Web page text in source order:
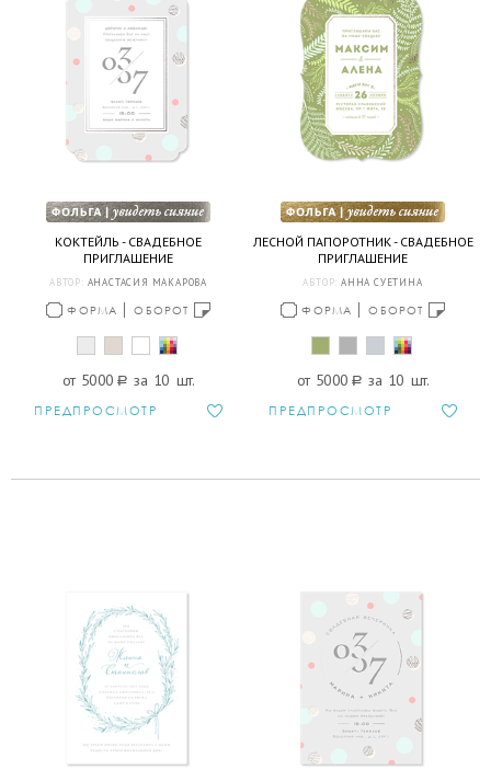
КОКТЕЙЛЬ - СВАДЕБНОЕ
ПРИГЛАШЕНИЕ
АВТОР: АНАСТАСИЯ МАКАРОВА
ФОРМА ОБОРОТ
от 5000 a за 10 шт.
ПРЕДПРОСМОТР
ЛЕСНОЙ ПАПОРОТНИК - СВАДЕБНОЕ
ПРИГЛАШЕНИЕ
АВТОР: АННА СУЕТИНА
ФОРМА ОБОРОТ
от 5000 a за 10 шт.
ПРЕДПРОСМОТР